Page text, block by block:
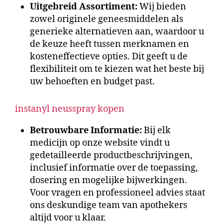
Uitgebreid Assortiment:Wij bieden
zowel originele geneesmiddelen als
generieke alternatieven aan, waardoor u
de keuze heeft tussen merknamen en
kosteneffectieve opties. Dit geeft u de
flexibiliteit om te kiezen wat het beste bij
uw behoeften en budget past.
instanyl neusspray kopen
Betrouwbare Informatie:Bij elk
medicijn op onze website vindt u
gedetailleerde productbeschrijvingen,
inclusief informatie over de toepassing,
dosering en mogelijke bijwerkingen.
Voor vragen en professioneel advies staat
ons deskundige team van apothekers
altijd voor u klaar.